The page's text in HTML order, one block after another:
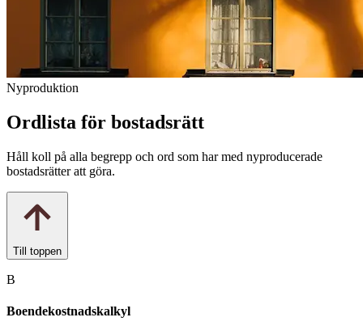
Nyproduktion
Ordlista för bostadsrätt
Håll koll på alla begrepp och ord som har med nyproducerade
bostadsrätter att göra.
Till toppen
B
Boendekostnadskalkyl